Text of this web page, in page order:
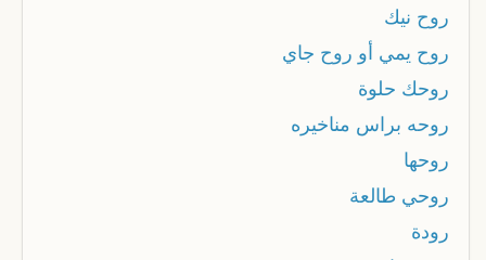
روح نيك
روح يمي أو روح جاي
روحك حلوة
روحه براس مناخيره
روحها
روحي طالعة
رودة